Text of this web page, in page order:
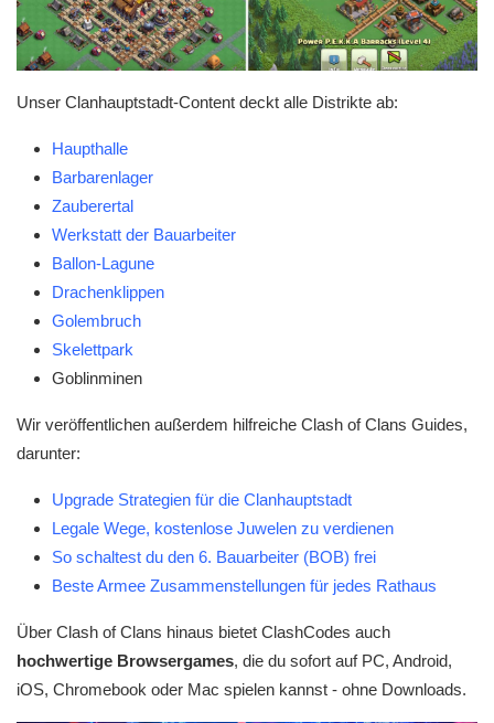
Unser Clanhauptstadt-Content deckt alle Distrikte ab:
Haupthalle
Barbarenlager
Zauberertal
Werkstatt der Bauarbeiter
Ballon-Lagune
Drachenklippen
Golembruch
Skelettpark
Goblinminen
Wir veröffentlichen außerdem hilfreiche Clash of Clans Guides,
darunter:
Upgrade Strategien für die Clanhauptstadt
Legale Wege, kostenlose Juwelen zu verdienen
So schaltest du den 6. Bauarbeiter (BOB) frei
Beste Armee Zusammenstellungen für jedes Rathaus
Über Clash of Clans hinaus bietet ClashCodes auch
hochwertige Browsergames, die du sofort auf PC, Android,
iOS, Chromebook oder Mac spielen kannst - ohne Downloads.